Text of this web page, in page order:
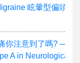
眩暈型偏頭痛
你注意到了嗎? — 李
A in Neurological